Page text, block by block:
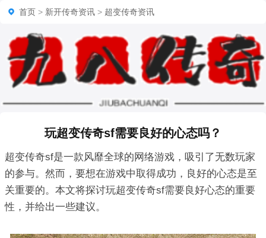
首页 > 新开传奇资讯 > 超变传奇资讯
玩超变传奇sf需要良好的心态吗？
超变传奇sf是一款风靡全球的网络游戏，吸引了无数玩家
的参与。然而，要想在游戏中取得成功，良好的心态是至
关重要的。本文将探讨玩超变传奇sf需要良好心态的重要
性，并给出一些建议。